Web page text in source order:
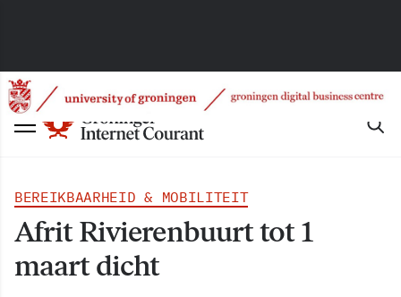
BEREIKBAARHEID & MOBILITEIT
Afrit Rivierenbuurt tot 1
maart dicht